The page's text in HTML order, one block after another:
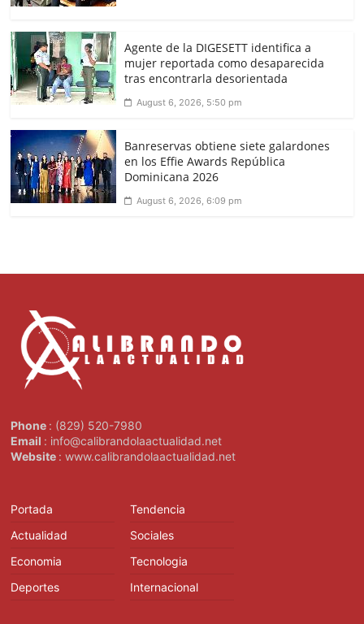
Agente de la DIGESETT identifica a
mujer reportada como desaparecida
tras encontrarla desorientada
August 6, 2026, 5:50 pm
Banreservas obtiene siete galardones
en los Effie Awards República
Dominicana 2026
August 6, 2026, 6:09 pm
Phone : (829) 520-7980
Email : info@calibrandolaactualidad.net
Website : www.calibrandolaactualidad.net
Portada
Actualidad
Economia
Deportes
Tendencia
Sociales
Tecnologia
Internacional